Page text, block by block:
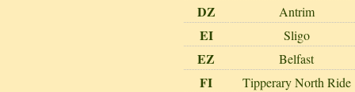
DZ Antrim
EI Sligo
EZ Belfast
FI Tipperary North Ride